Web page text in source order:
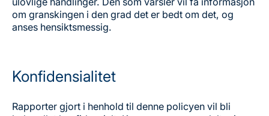
om granskingen i den grad det er bedt om det, og
anses hensiktsmessig.
Konfidensialitet
Rapporter gjort i henhold til denne policyen vil bli